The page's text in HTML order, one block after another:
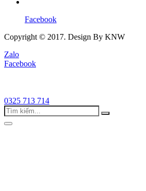
Facebook
Copyright © 2017. Design By KNW
Zalo
Facebook
0325 713 714